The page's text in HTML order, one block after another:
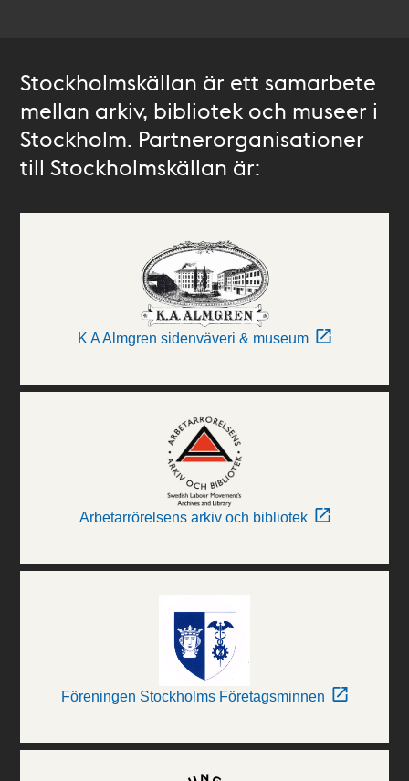
Stockholmskällan är ett samarbete
mellan arkiv, bibliotek och museer i
Stockholm. Partnerorganisationer
till Stockholmskällan är:
K A Almgren sidenväveri & museum
Arbetarrörelsens arkiv och bibliotek
Föreningen Stockholms Företagsminnen